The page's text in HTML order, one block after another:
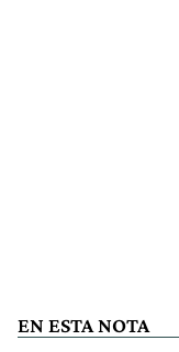
EN ESTA NOTA